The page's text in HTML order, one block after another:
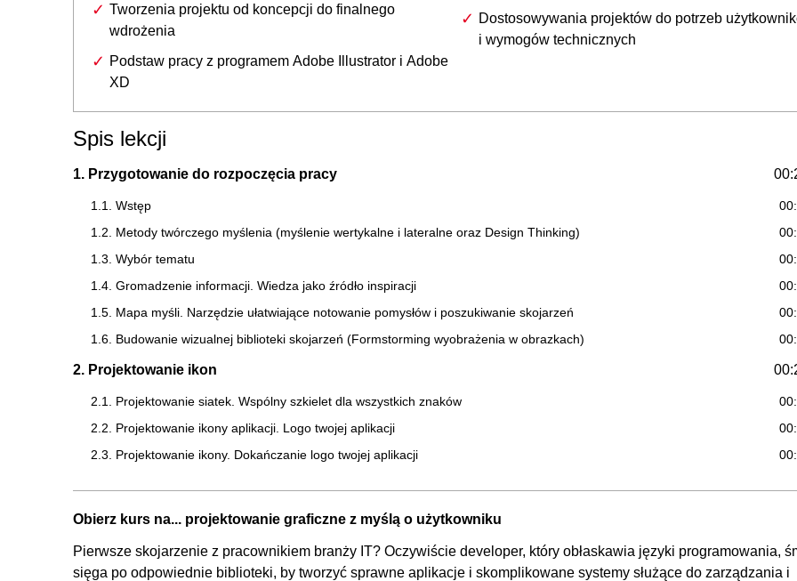
Tworzenia projektu od koncepcji do finalnego
wdrożenia
Podstaw pracy z programem Adobe Illustrator i Adobe
XD
Dostosowywania projektów do potrzeb
i wymogów technicznych
Spis lekcji
1. Przygotowanie do rozpoczęcia pracy
1.1. Wstęp
1.2. Metody twórczego myślenia (myślenie wertykalne i lateralne oraz Design Thinking)
1.3. Wybór tematu
1.4. Gromadzenie informacji. Wiedza jako źródło inspiracji
1.5. Mapa myśli. Narzędzie ułatwiające notowanie pomysłów i poszukiwanie skojarzeń
1.6. Budowanie wizualnej biblioteki skojarzeń (Formstorming wyobrażenia w obrazkach)
2. Projektowanie ikon
2.1. Projektowanie siatek. Wspólny szkielet dla wszystkich znaków
2.2. Projektowanie ikony aplikacji. Logo twojej aplikacji
2.3. Projektowanie ikony. Dokańczanie logo twojej aplikacji
3. Ilustracje
Obierz kurs na... projektowanie graficzne z myślą o użytkowniku
Pierwsze skojarzenie z pracownikiem branży IT? Oczywiście developer, który obłaskawia języki programowania,
sięga po odpowiednie biblioteki, by tworzyć sprawne aplikacje i skomplikowane systemy służące do zarządzania i